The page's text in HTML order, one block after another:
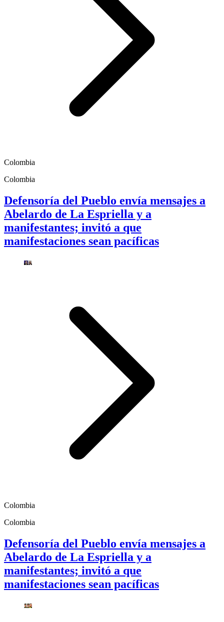
Colombia
Colombia
Defensoría del Pueblo envía mensajes a
Abelardo de La Espriella y a
manifestantes; invitó a que
manifestaciones sean pacíficas
Colombia
Colombia
Defensoría del Pueblo envía mensajes a
Abelardo de La Espriella y a
manifestantes; invitó a que
manifestaciones sean pacíficas